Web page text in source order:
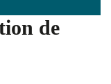
de